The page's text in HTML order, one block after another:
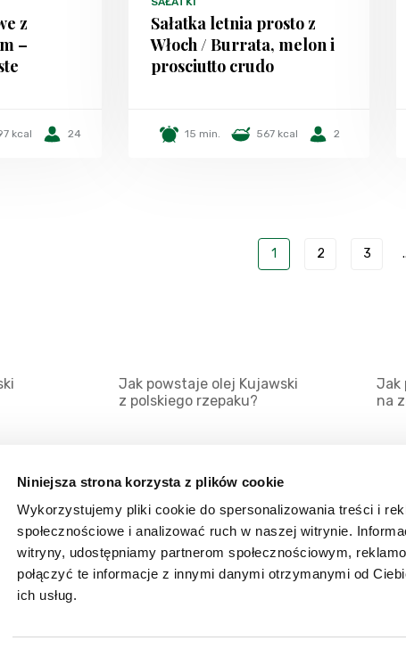
Niniejsza strona korzysta z plików cookie
Wykorzystujemy pliki cookie do spersonalizowania treści i
społecznościowe i analizować ruch w naszej witrynie.
witryny, udostępniamy partnerom społecznościowym,
połączyć te informacje z innymi danymi otrzymanymi od
ich usług.
z
–
kcal 24
Sałatka letnia prosto z
Włoch / Burrata, melon i
prosciutto crudo
15 min. 567 kcal 2
1 2 3
Jak powstaje olej Kujawski
z polskiego rzepaku?
Jak
na
Mapa serwisu
Kanały RSS
Porady